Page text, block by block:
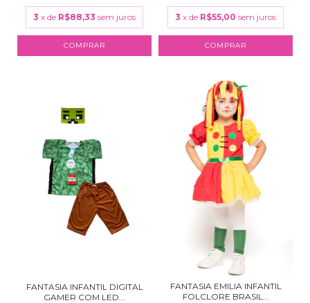
3 x de R$88,33 sem juros
COMPRAR
3 x de R$55,00 sem juros
COMPRAR
FANTASIA INFANTIL DIGITAL
GAMER COM LED...
FANTASIA EMILIA INFANTIL
FOLCLORE BRASIL...